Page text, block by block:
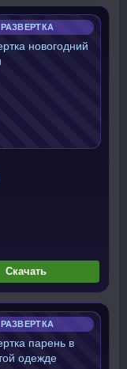
РАЗВЕРТКА
Скачать
РАЗВЕРТКА